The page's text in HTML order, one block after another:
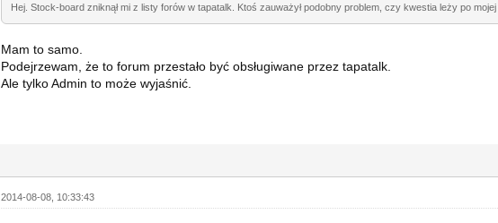
Hej. Stock-board zniknął mi z listy forów w tapatalk. Ktoś zauważył podobny problem, czy kwestia leży po
Mam to samo.
Podejrzewam, że to forum przestało być obsługiwane przez tapatalk.
Ale tylko Admin to może wyjaśnić.
2014-08-08, 10:33:43